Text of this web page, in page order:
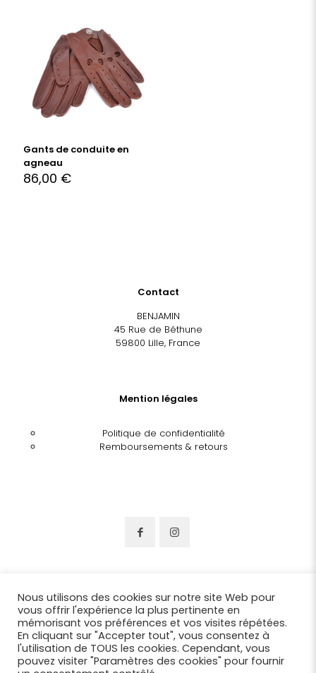
Gants de conduite en
agneau
86,00 €
Contact
BENJAMIN
45 Rue de Béthune
59800 Lille, France
Mention légales
Politique de confidentialité
Remboursements & retours
Nous utilisons des cookies sur notre site Web pour
vous offrir l'expérience la plus pertinente en
mémorisant vos préférences et vos visites répétées.
En cliquant sur "Accepter tout", vous consentez à
l'utilisation de TOUS les cookies. Cependant, vous
pouvez visiter "Paramètres des cookies" pour fournir